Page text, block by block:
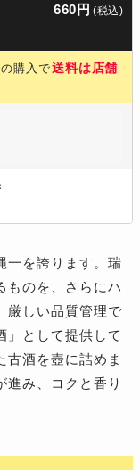
660円 (税込)
購入で送料は店舗
一を誇ります。瑞
ものを、さらにハ
厳しい品質管理で
」として提供して
古酒を壺に詰めま
進み、コクと香り